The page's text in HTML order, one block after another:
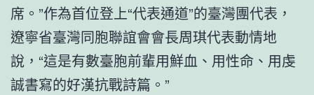
席。”作為首位登上“代表通道”的臺灣團代表，
遼寧省臺灣同胞聯誼會會長周琪代表動情地
說，“這是有數臺胞前輩用鮮血、用性命、用虔
誠書寫的好漢抗戰詩篇。”